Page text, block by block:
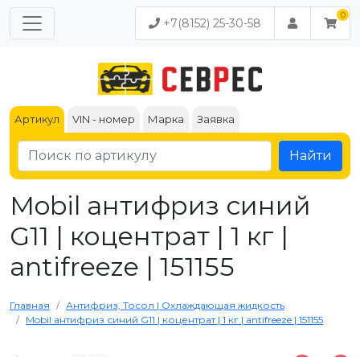
+7(8152) 25-30-58
Артикул VIN - номер Марка Заявка
Найти
Mobil антифриз синий
G11 | коцентрат | 1 кг |
antifreeze | 151155
Главная
Антифриз, Тосол | Охлаждающая жидкость
Mobil антифриз синий G11 | коцентрат | 1 кг | antifreeze | 151155